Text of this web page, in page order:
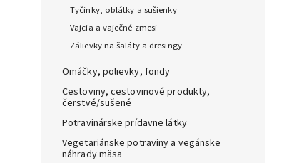
Tyčinky, oblátky a sušienky
Vajcia a vaječné zmesi
Zálievky na šaláty a dresingy
Omáčky, polievky, fondy
Cestoviny, cestovinové produkty,
čerstvé/sušené
Potravinárske prídavne látky
Vegetariánske potraviny a vegánske
náhrady mäsa